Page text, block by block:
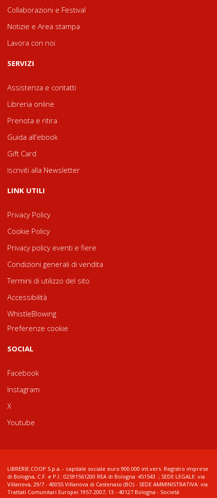
Collaborazioni e Festival
Notizie e Area stampa
Lavora con noi
SERVIZI
Assistenza e contatti
Libreria online
Prenota e ritira
Guida all'ebook
Gift Card
Iscriviti alla Newsletter
LINK UTILI
Privacy Policy
Cookie Policy
Privacy policy eventi e fiere
Condizioni generali di vendita
Termini di utilizzo del sito
Accessibilità
WhistleBlowing
Preferenze cookie
SOCIAL
Facebook
Instagram
X
Youtube
LIBRERIE.COOP S.p.a. - capitale sociale euro 900.000 int.vers. Registro imprese
di Bologna, C.F. e P.I.: 02591561200 REA di Bologna: 451543 ; SEDE LEGALE: via
Villanova, 29/7 - 40055 Villanova di Castenaso (BO) - SEDE AMMINISTRATIVA: via
Trattati Comunitari Europei 1957-2007, 13 - 40127 Bologna - Società